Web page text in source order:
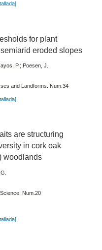
for plant
eroded slopes
P.; Poesen, J.
and Landforms. Num.34
are structuring
in cork oak
woodlands
Num.20